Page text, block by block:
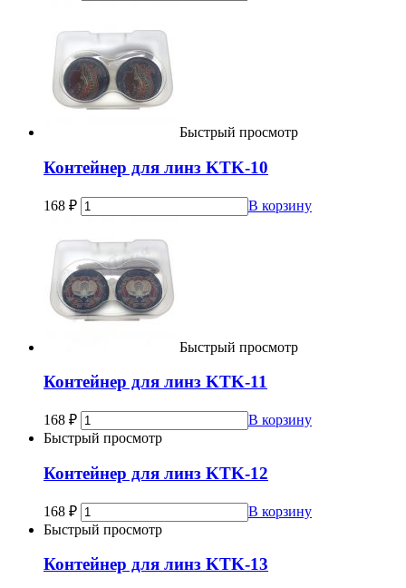
Быстрый просмотр
Контейнер для линз KTK-10
168 ₽ В корзину
Быстрый просмотр
Контейнер для линз KTK-11
168 ₽
В корзину
Быстрый просмотр
Контейнер для линз KTK-12
168 ₽
В корзину
Быстрый просмотр
Контейнер для линз KTK-13